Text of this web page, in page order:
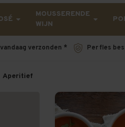
MOUSSERENDE
WIJN
verzonden * Per fles
Aperitief